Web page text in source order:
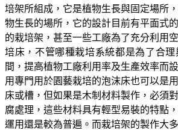
培架所組成，它是植物生長與固定場所
物生長的場所，它的設計目前有平面式
的栽培架，甚至一些工廠為了充分利用
培床，不管哪種栽培系統都是為了合
間，提高植物工廠利用率及生產效率而
用專門用於園藝栽培的泡沫床也可以是
床或槽，但如果是木制材料製作，必須
腐處理，這些材料具有輕型易裝的特點
運用還是較為普遍。而栽培架的製作大